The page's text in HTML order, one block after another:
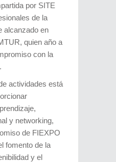
por SITE
de la
alcanzado en
quien año a
con la
actividades está
y networking,
de FIEXPO
fomento de la
y el